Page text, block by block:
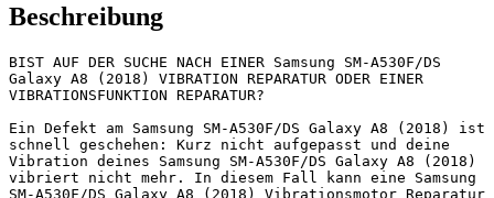
Beschreibung
BIST AUF DER SUCHE NACH EINER Samsung SM-A530F/DS
Galaxy A8 (2018) VIBRATION REPARATUR ODER EINER
VIBRATIONSFUNKTION REPARATUR?
Ein Defekt am Samsung SM-A530F/DS Galaxy A8 (2018) ist
schnell geschehen: Kurz nicht aufgepasst und deine
Vibration deines Samsung SM-A530F/DS Galaxy A8 (2018)
vibriert nicht mehr. In diesem Fall kann eine Samsung
SM-A530F/DS Galaxy A8 (2018) Vibrationsmotor Reparatur